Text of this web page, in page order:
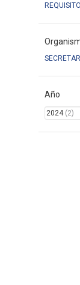
Año
2024(2)